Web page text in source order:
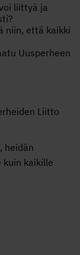
liittyä ja
niin, että kaikki
Uusperheen
Liitto
heidän
kaikille